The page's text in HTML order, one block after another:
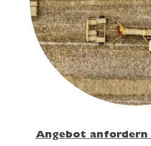
Angebot anfordern